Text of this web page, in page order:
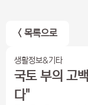
< 목록으로
생활정보&기타
국토 부의 고
다"